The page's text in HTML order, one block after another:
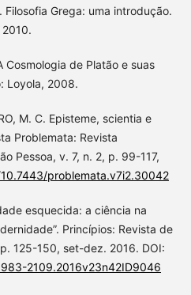
Filosofia Grega: uma introdução.
Cosmologia de Platão e suas
Loyola, 2008.
M. C. Episteme, scientia e
Problemata: Revista
Pessoa, v. 7, n. 2, p. 99-117,
problemata.v7i2.30042
esquecida: a ciência na
Princípios: Revista de
125-150, set-dez. 2016. DOI:
2109.2016v23n42ID9046